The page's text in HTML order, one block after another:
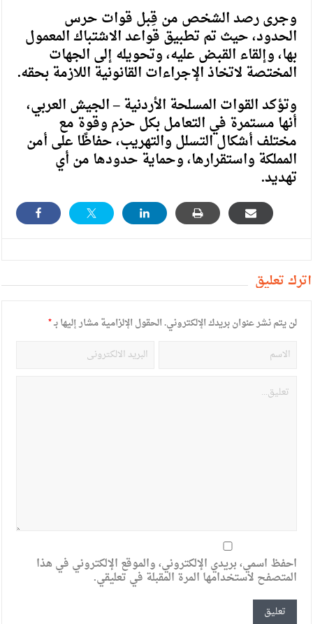
وجرى رصد الشخص من قِبل قوات حرس
الحدود، حيث تم تطبيق قواعد الاشتباك المعمول
بها، وإلقاء القبض عليه، وتحويله إلى الجهات
المختصة لاتخاذ الإجراءات القانونية اللازمة بحقه.
وتؤكد القوات المسلحة الأردنية – الجيش العربي،
أنها مستمرة في التعامل بكل حزم وقوة مع
مختلف أشكال التسلل والتهريب، حفاظًا على أمن
المملكة واستقرارها، وحماية حدودها من أي
تهديد.
أترك تعليق
لن يتم نشر عنوان بريدك الإلكتروني.الحقول الإلزامية مشار إليها بـ*
احفظ اسمي، بريدي الإلكتروني، والموقع الإلكتروني في هذا
المتصفح لاستخدامها المرة المقبلة في تعليقي.